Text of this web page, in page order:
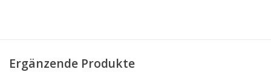
Ergänzende Produkte